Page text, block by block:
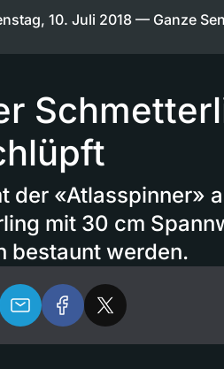
10. Juli 2018 — Ganze
der «Atlasspinner»
mit 30 cm
bestaunt werden.